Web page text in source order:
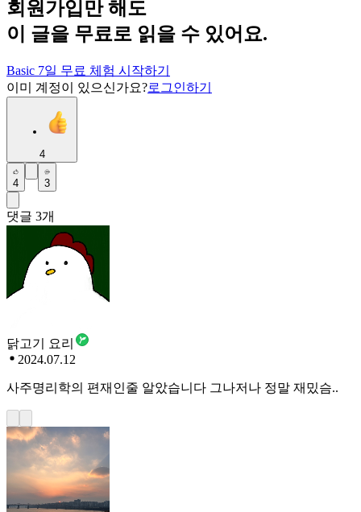
회원가입만 해도
이 글을 무료로 읽을 수 있어요.
Basic 7일 무료 체험 시작하기
이미 계정이 있으신가요?로그인하기
4
4 3
댓글 3개
닭고기 요리
2024.07.12
사주명리학의 편재인줄 알았습니다 그나저나 정말 재밌슴..